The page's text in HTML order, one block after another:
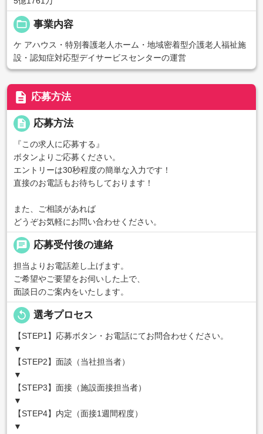
folder_open 事業内容
ケ アハウス・特別養護老人ホーム・地域密着型介護老人福祉施
設・認知症対応型デイサービスセンターの運営
description 応募方法
description 応募方法
『この求人に応募する』
ボタンよりご応募ください。
エントリーは30秒程度の簡単な入力です！
直接のお電話もお待ちしております！
また、ご相談があれば
どうぞお気軽にお問い合わせください。
chat 応募受付後の連絡
担当よりお電話差し上げます。
ご希望やご要望をお伺いした上で、
面談日のご案内をいたします。
replay 選考プロセス
【STEP1】応募ボタン・お電話にてお問合わせください。
▼
【STEP2】面談（当社担当者）
▼
【STEP3】面接（施設面接担当者）
▼
【STEP4】内定（面接1週間程度）
▼